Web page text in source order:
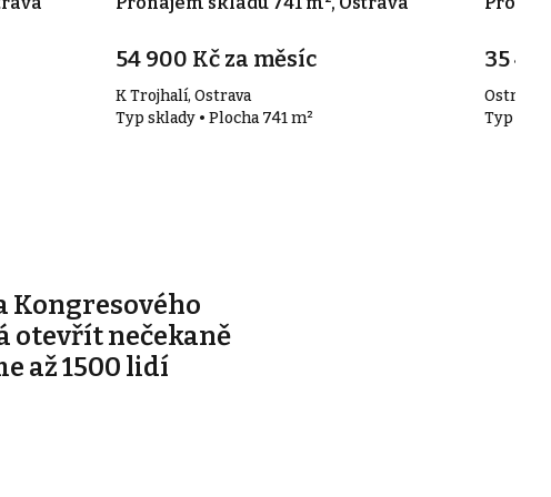
54 900 Kč za měsíc
K Trojhalí, Ostrava
Typ sklady • Plocha 741 m²
35
Ostrava
Typ
Kongresového
otevřít nečekaně
až 1500 lidí